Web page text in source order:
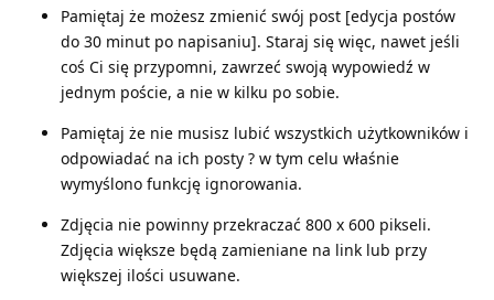
Pamiętaj że możesz zmienić swój post [edycja postów
do 30 minut po napisaniu]. Staraj się więc, nawet jeśli
coś Ci się przypomni, zawrzeć swoją wypowiedź w
jednym poście, a nie w kilku po sobie.
Pamiętaj że nie musisz lubić wszystkich użytkowników i
odpowiadać na ich posty ? w tym celu właśnie
wymyślono funkcję ignorowania.
Zdjęcia nie powinny przekraczać 800 x 600 pikseli.
Zdjęcia większe będą zamieniane na link lub przy
większej ilości usuwane.